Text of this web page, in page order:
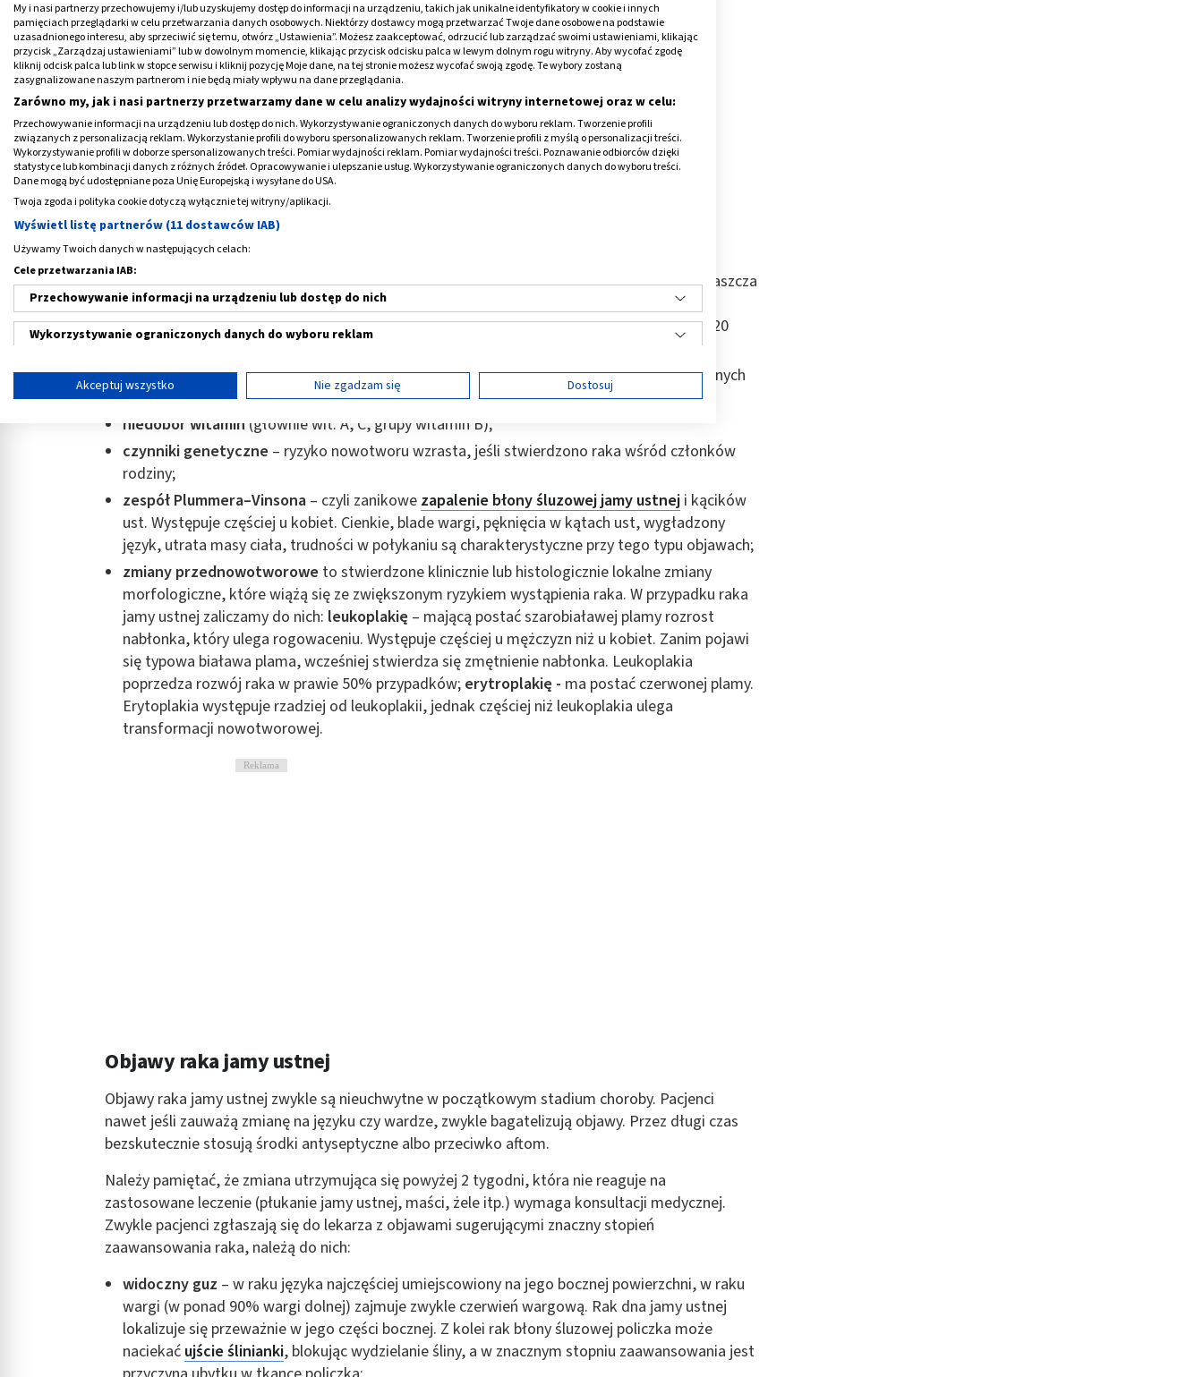
Przyczyny powstawania raka jamy ustnej
Przyczyny i czynniki ryzyka raka jamy ustnej to:
drażnienie błony śluzowej jamy ustnej– niedopasowane protezy, ostre brzegi zębów,
nieprawidłowe uzupełnienia protetyczne, przewlekłe stany zapalne, wysoka/niska
temperatura, spożywanie wysokoprocentowego alkoholu;
nieprawidłowa higiena jamy ustnej;
zakażenia wirusem brodawczaka
palenie i żucie tytoniu- przyczynia się głównie do występowania raka wargi dolnej (zwłaszcza
w przypadku zwolenników fajki). Palenie tytoniu zwiększa ryzyko raka około 10 razy.
Połączenie palenia tytoniu z alkoholem powoduje, że ryzyko nawotworu wzrasta ponad 20
immunosupresja- to obniżenie sprawności układu immunologicznego na skutek wrodzonych
lub nabytych niedoborów odporności (np. pacjenci z AIDS)
niedobór witamin (głównie wit. A, C, grupy witamin B);
czynniki genetyczne – ryzyko nowotworu wzrasta, jeśli stwierdzono raka wśród członków
rodziny;
zespół Plummera–Vinsona – czyli zanikowe zapalenie błony śluzowej jamy ustnej i kącików
ust. Występuje częściej u kobiet. Cienkie, blade wargi, pęknięcia w kątach ust, wygładzony
język, utrata masy ciała, trudności w połykaniu są charakterystyczne przy tego typu objawach;
zmiany przednowotworowe to stwierdzone klinicznie lub histologicznie lokalne zmiany
morfologiczne, które wiążą się ze zwiększonym ryzykiem wystąpienia raka. W przypadku raka
jamy ustnej zaliczamy do nich: leukoplakię – mającą postać szarobiaławej plamy rozrost
nabłonka, który ulega rogowaceniu. Występuje częściej u mężczyzn niż u kobiet. Zanim pojawi
się typowa biaława plama, wcześniej stwierdza się zmętnienie nabłonka. Leukoplakia
poprzedza rozwój raka w prawie 50% przypadków; erytroplakię - ma postać czerwonej plamy.
Erytoplakia występuje rzadziej od leukoplakii, jednak częściej niż leukoplakia ulega
transformacji nowotworowej.
Reklama
Objawy raka jamy ustnej
Objawy raka jamy ustnej zwykle są nieuchwytne w początkowym stadium choroby. Pacjenci
nawet jeśli zauważą zmianę na języku czy wardze, zwykle bagatelizują objawy. Przez długi czas
bezskutecznie stosują środki antyseptyczne albo przeciwko aftom.
Należy pamiętać, że zmiana utrzymująca się powyżej 2 tygodni, która nie reaguje na
zastosowane leczenie (płukanie jamy ustnej, maści, żele itp.) wymaga konsultacji medycznej.
Zwykle pacjenci zgłaszają się do lekarza z objawami sugerującymi znaczny stopień
zaawansowania raka, należą do nich:
widoczny guz – w raku języka najczęściej umiejscowiony na jego bocznej powierzchni, w raku
wargi (w ponad 90% wargi dolnej) zajmuje zwykle czerwień wargową. Rak dna jamy ustnej
lokalizuje się przeważnie w jego części bocznej. Z kolei rak błony śluzowej policzka może
naciekać ujście ślinianki, blokując wydzielanie śliny, a w znacznym stopniu zaawansowania jest
My i nasi partnerzy przechowujemy i/lub uzyskujemy dostęp do informacji na urządzeniu, takich jak unikalne identyfikatory w cookie i innych
pamięciach przeglądarki w celu przetwarzania danych osobowych. Niektórzy dostawcy mogą przetwarzać Twoje dane osobowe na podstawie
uzasadnionego interesu, aby sprzeciwić się temu, otwórz „Ustawienia”. Możesz zaakceptować, odrzucić lub zarządzać swoimi ustawieniami, klikając
przycisk „Zarządzaj ustawieniami” lub w dowolnym momencie, klikając przycisk odcisku palca w lewym dolnym rogu witryny. Aby wycofać zgodę
kliknij odcisk palca lub link w stopce serwisu i kliknij pozycję Moje dane, na tej stronie możesz wycofać swoją zgodę. Te wybory zostaną
zasygnalizowane naszym partnerom i nie będą miały wpływu na dane przeglądania.
Zarówno my, jak i nasi partnerzy przetwarzamy dane w celu analizy wydajności witryny internetowej oraz w celu:
Przechowywanie informacji na urządzeniu lub dostęp do nich. Wykorzystywanie ograniczonych danych do wyboru reklam. Tworzenie profili
związanych z personalizacją reklam. Wykorzystanie profili do wyboru spersonalizowanych reklam. Tworzenie profili z myślą o personalizacji treści.
Wykorzystywanie profili w doborze spersonalizowanych treści. Pomiar wydajności reklam. Pomiar wydajności treści. Poznawanie odbiorców dzięki
statystyce lub kombinacji danych z różnych źródeł. Opracowywanie i ulepszanie usług. Wykorzystywanie ograniczonych danych do wyboru treści.
Dane mogą być udostępniane poza Unię Europejską i wysyłane do USA.
Twoja zgoda i polityka cookie dotyczą wyłącznie tej witryny/aplikacji.
Wyświetl listę partnerów (11 dostawców IAB)
Używamy Twoich danych w następujących celach:
Cele przetwarzania IAB:
Przechowywanie informacji na urządzeniu lub dostęp do nich
Wykorzystywanie ograniczonych danych do wyboru reklam
Tworzenie profili w celu spersonalizowanych reklam
Tworzenie profili w celu personalizacji treści
Wykorzystywanie profili w celu doboru spersonalizowanych treści
Pomiar efektywności reklam
Pomiar efektywności treści
Rozumienie odbiorców dzięki statystyce lub kombinacji danych z różnych źródeł
Rozwój i ulepszanie usług
Wykorzystywanie ograniczonych danych do wyboru treści
Funkcje specjalne IAB:
Użycie dokładnych danych geolokalizacyjnych
Identyfikowanie urządzeń na podstawie aktywnie żądanych informacji
Akceptuj wszystko Nie zgadzam się Dostosuj